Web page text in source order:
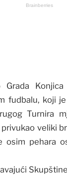
Grada
fudbalu, koji
Turnira
veliki
pehara